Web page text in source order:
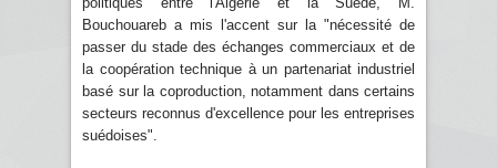
Bouchouareb a mis l'accent sur la "nécessité de
passer du stade des échanges commerciaux et de
la coopération technique à un partenariat industriel
basé sur la coproduction, notamment dans certains
secteurs reconnus d'excellence pour les entreprises
suédoises".